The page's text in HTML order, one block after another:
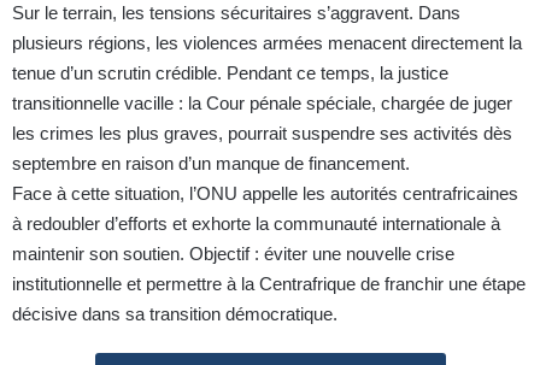
Sur le terrain, les tensions sécuritaires s’aggravent. Dans
plusieurs régions, les violences armées menacent directement la
tenue d’un scrutin crédible. Pendant ce temps, la justice
transitionnelle vacille : la Cour pénale spéciale, chargée de juger
les crimes les plus graves, pourrait suspendre ses activités dès
septembre en raison d’un manque de financement.
Face à cette situation, l’ONU appelle les autorités centrafricaines
à redoubler d’efforts et exhorte la communauté internationale à
maintenir son soutien. Objectif : éviter une nouvelle crise
institutionnelle et permettre à la Centrafrique de franchir une étape
décisive dans sa transition démocratique.